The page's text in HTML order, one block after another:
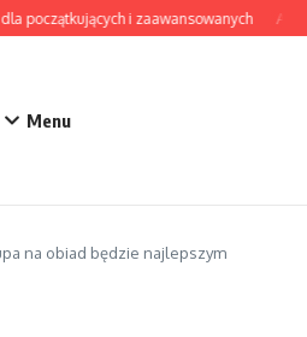
początkujących i zaawansowanych
Menu
na obiad będzie najlepszym